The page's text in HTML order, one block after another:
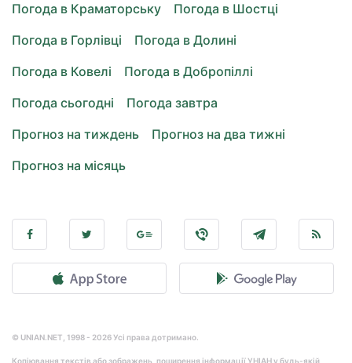
Погода в Краматорську
Погода в Шостці
Погода в Горлівці
Погода в Долині
Погода в Ковелі
Погода в Добропіллі
Погода сьогодні
Погода завтра
Прогноз на тиждень
Прогноз на два тижні
Прогноз на місяць
© UNIAN.NET, 1998 - 2026 Усі права дотримано.
Копіювання текстів або зображень, поширення інформації УНІАН у будь-якій